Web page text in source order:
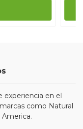
experiencia en el
como Natural